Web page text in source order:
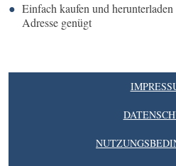
Einfach kaufen und
Adresse genügt